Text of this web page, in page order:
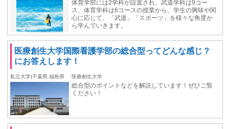
体育学部には2学科が設置され、武道学科は9コー
ス、体育学科は6コースの授業から、学生の興味や関
心に応じて、「武道」「スポーツ」を様々な角度か
ら学んでいきます。
医療創生大学国際看護学部の総合型ってどんな感じ？
にお答えします！
私立大学|千葉県,福島県 医療創生大学
総合型のポイントなどを解説しています！ぜひご覧
ください！